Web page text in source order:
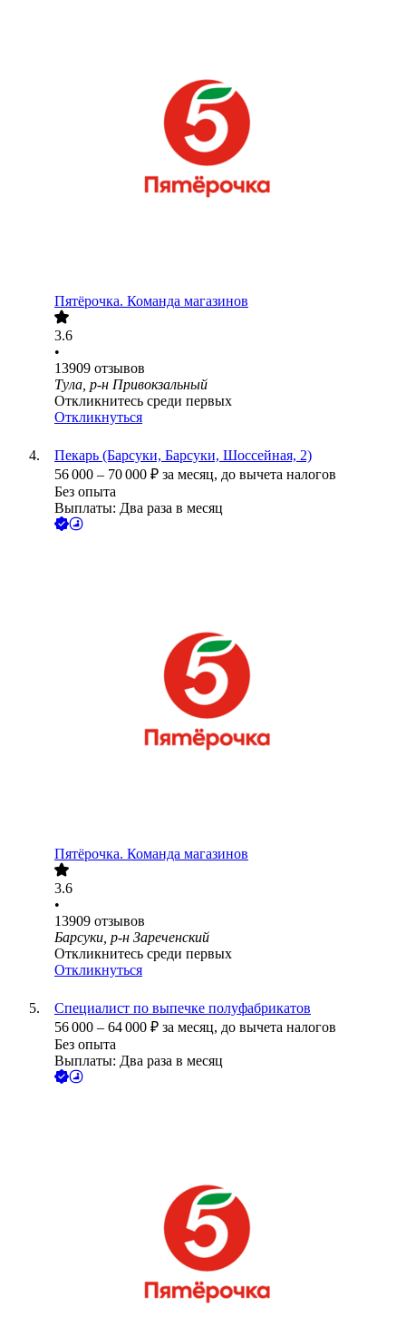
Пятёрочка. Команда магазинов
3.6
•
13909 отзывов
Тула, р-н Привокзальный
Откликнитесь среди первых
Откликнуться
Пекарь (Барсуки, Барсуки, Шоссейная, 2)
56 000 – 70 000 ₽ за месяц, до вычета налогов
Без опыта
Выплаты: Два раза в месяц
Пятёрочка. Команда магазинов
3.6
•
13909 отзывов
Барсуки, р-н Зареченский
Откликнитесь среди первых
Откликнуться
Специалист по выпечке полуфабрикатов
56 000 – 64 000 ₽ за месяц, до вычета налогов
Без опыта
Выплаты: Два раза в месяц